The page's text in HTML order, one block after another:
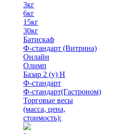
3кг
6кг
15кг
30кг
Батискаф
Ф-стандарт (Витрина)
Онлайн
Олимп
Базар 2 (у) Н
Ф-стандарт
Ф-стандарт(Гастроном)
Торговые весы
(масса, цена,
стоимость):